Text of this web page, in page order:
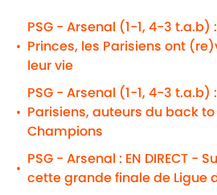
•
PSG - Arsenal (1-1, 4-3 t.a.b)
Princes, les Parisiens ont
leur vie
•
PSG - Arsenal (1-1, 4-3 t.a.b)
Parisiens, auteurs du back
Champions
•
PSG - Arsenal : EN DIRECT -
cette grande finale de Ligue